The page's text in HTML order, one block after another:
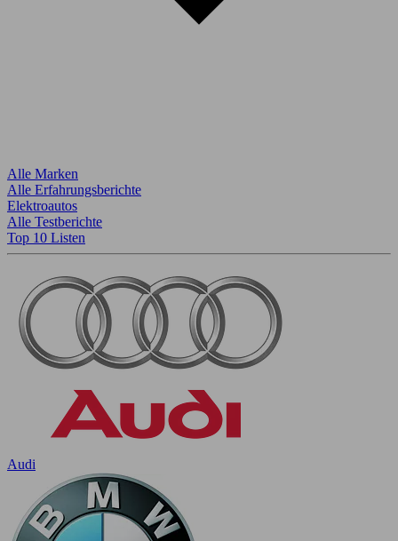
Alle Marken
Alle Erfahrungsberichte
Elektroautos
Alle Testberichte
Top 10 Listen
Audi